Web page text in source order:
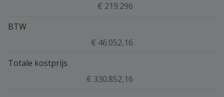
€ 219.296
BTW
€ 46.052,16
Totale kostprijs
€ 330.852,16